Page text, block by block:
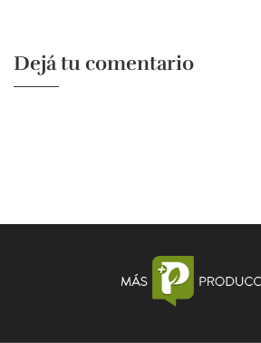
Dejá tu comentario